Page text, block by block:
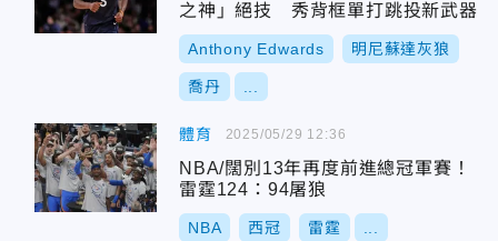
之神」絕技 秀背框單打跳投新武器
Anthony Edwards 明尼蘇達灰狼
喬丹
體育
NBA/闊別13年再度前進總冠軍賽！
雷霆124：94屠狼
NBA 西冠 雷霆
2025/05/29 12:36